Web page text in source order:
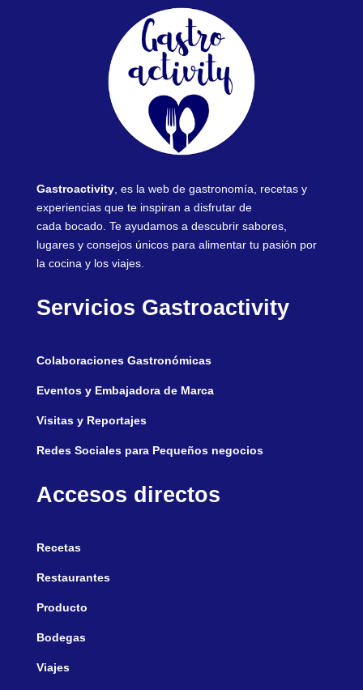
Gastroactivity, es la web de gastronomía, recetas y
experiencias que te inspiran a disfrutar de
cada bocado. Te ayudamos a descubrir sabores,
lugares y consejos únicos para alimentar tu pasión por
la cocina y los viajes.
Servicios Gastroactivity
Colaboraciones Gastronómicas
Eventos y Embajadora de Marca
Visitas y Reportajes
Redes Sociales para Pequeños negocios
Accesos directos
Recetas
Restaurantes
Producto
Bodegas
Viajes